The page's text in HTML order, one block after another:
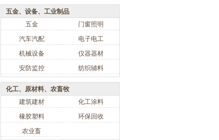
五金、设备、工业制品
五金
门窗照明
汽车汽配
电子电工
机械设备
仪器器材
安防监控
纺织辅料
化工、原材料、农畜牧
建筑建材
化工涂料
橡胶塑料
环保回收
农业畜